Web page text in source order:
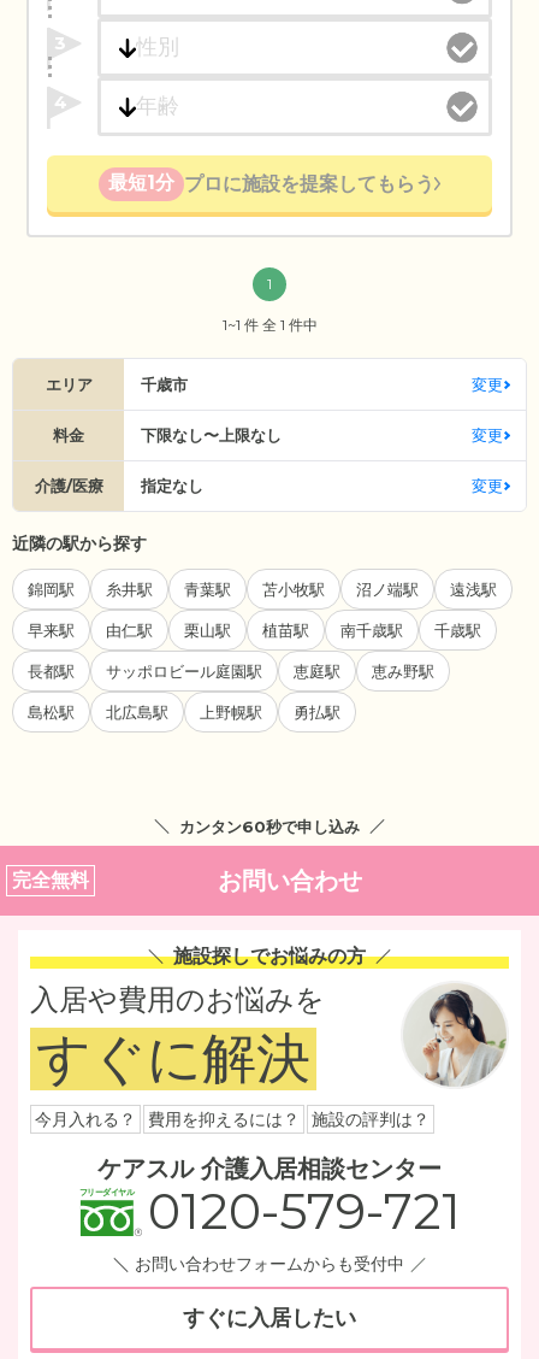
3
4
最短1分 プロに施設を提案してもらう
1
1~1 件 全 1 件中
エリア 千歳市 変更
料金 下限なし〜上限なし 変更
介護/医療 指定なし 変更
近隣の駅から探す
錦岡駅 糸井駅 青葉駅 苫小牧駅 沼ノ端駅 遠浅駅
早来駅 由仁駅 栗山駅 植苗駅 南千歳駅 千歳駅
長都駅 サッポロビール庭園駅 恵庭駅 恵み野駅
島松駅 北広島駅 上野幌駅 勇払駅
カンタン60秒で申し込み
完全無料 お問い合わせ
施設探しでお悩みの方
入居や費用のお悩みを
すぐに解決
今月入れる？ 費用を抑えるには？ 施設の評判は？
ケアスル 介護入居相談センター
0120-579-721
お問い合わせフォームからも受付中
すぐに入居したい